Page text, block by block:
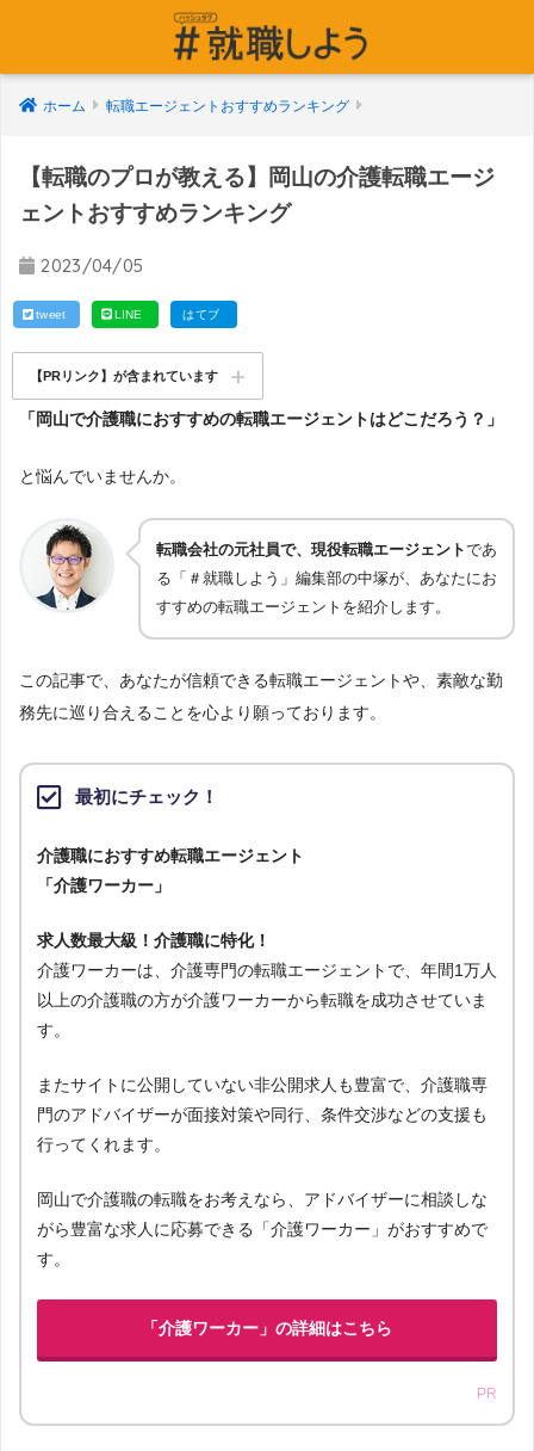
ホーム 転職エージェントおすすめランキング
【転職のプロが教える】岡山の介護転職エージ
ェントおすすめランキング
2023/04/05
tweet LINE はてブ
【PRリンク】が含まれています
「岡山で介護職におすすめの転職エージェントはどこだろう？」
と悩んでいませんか。
転職会社の元社員で、現役転職エージェントであ
る「＃就職しよう」編集部の中塚が、あなたにお
すすめの転職エージェントを紹介します。
この記事で、あなたが信頼できる転職エージェントや、素敵な勤
務先に巡り合えることを心より願っております。
最初にチェック！
介護職におすすめ転職エージェント
「介護ワーカー」
求人数最大級！介護職に特化！
介護ワーカーは、介護専門の転職エージェントで、年間1万人
以上の介護職の方が介護ワーカーから転職を成功させていま
す。
またサイトに公開していない非公開求人も豊富で、介護職専
門のアドバイザーが面接対策や同行、条件交渉などの支援も
行ってくれます。
岡山で介護職の転職をお考えなら、アドバイザーに相談しな
がら豊富な求人に応募できる「介護ワーカー」がおすすめで
す。
「介護ワーカー」の詳細はこちら
PR